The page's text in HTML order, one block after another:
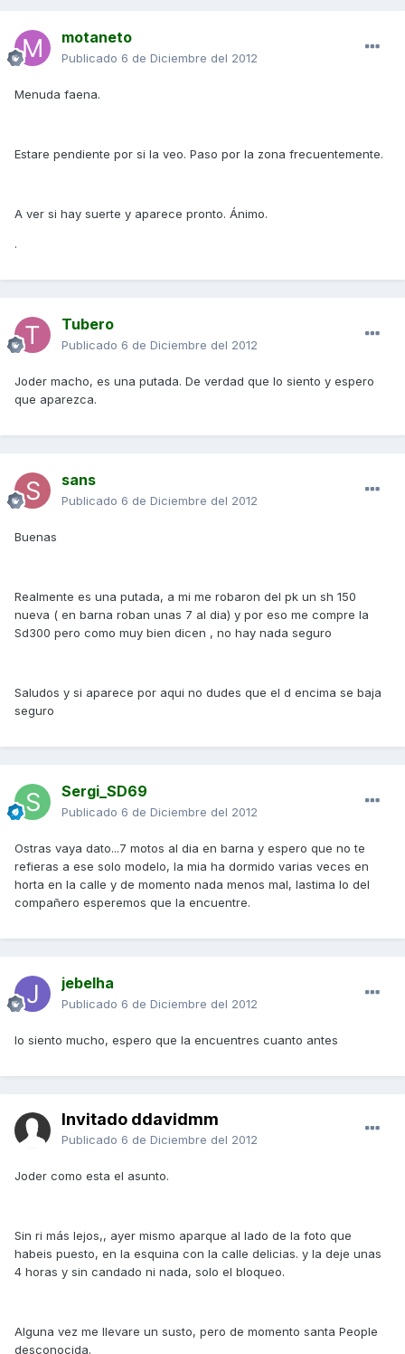
motaneto
Publicado 6 de Diciembre del 2012
Menuda faena.
Estare pendiente por si la veo. Paso por la zona frecuentemente.
A ver si hay suerte y aparece pronto. Ánimo.
.
Tubero
Publicado 6 de Diciembre del 2012
Joder macho, es una putada. De verdad que lo siento y espero
que aparezca.
sans
Publicado 6 de Diciembre del 2012
Buenas
Realmente es una putada, a mi me robaron del pk un sh 150
nueva ( en barna roban unas 7 al dia) y por eso me compre la
Sd300 pero como muy bien dicen , no hay nada seguro
Saludos y si aparece por aqui no dudes que el d encima se baja
seguro
Sergi_SD69
Publicado 6 de Diciembre del 2012
Ostras vaya dato...7 motos al dia en barna y espero que no te
refieras a ese solo modelo, la mia ha dormido varias veces en
horta en la calle y de momento nada menos mal, lastima lo del
compañero esperemos que la encuentre.
jebelha
Publicado 6 de Diciembre del 2012
lo siento mucho, espero que la encuentres cuanto antes
Invitado ddavidmm
Publicado 6 de Diciembre del 2012
Joder como esta el asunto.
Sin ri más lejos,, ayer mismo aparque al lado de la foto que
habeis puesto, en la esquina con la calle delicias. y la deje unas
4 horas y sin candado ni nada, solo el bloqueo.
Alguna vez me llevare un susto, pero de momento santa People
desconocida.